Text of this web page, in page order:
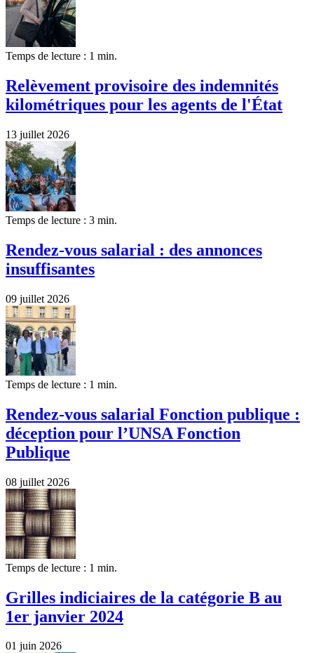
Temps de lecture : 1 min.
Relèvement provisoire des indemnités
kilométriques pour les agents de l'État
13 juillet 2026
Temps de lecture : 3 min.
Rendez-vous salarial : des annonces
insuffisantes
09 juillet 2026
Temps de lecture : 1 min.
Rendez-vous salarial Fonction publique :
déception pour l’UNSA Fonction
Publique
08 juillet 2026
Temps de lecture : 1 min.
Grilles indiciaires de la catégorie B au
1er janvier 2024
01 juin 2026